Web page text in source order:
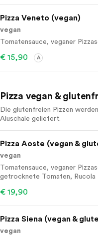
Pizza Veneto (vegan)
vegan
Tomatensauce, veganer
€ 15,90 A
Pizza vegan &
Die glutenfreien Pizzen
Aluschale geliefert.
Pizza Aoste (vegan &
vegan
Tomatensauce, veganer
getrocknete Tomaten, Rucola
€ 19,90
Pizza Siena (vegan &
vegan